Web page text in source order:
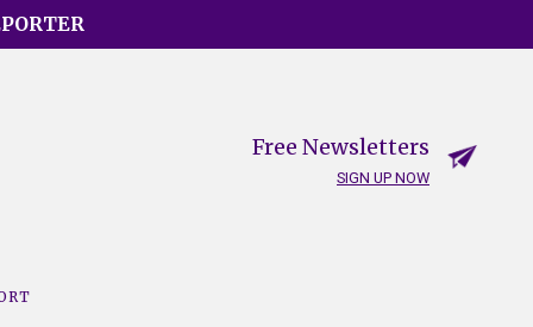
Free Newsletters
SIGN UP NOW